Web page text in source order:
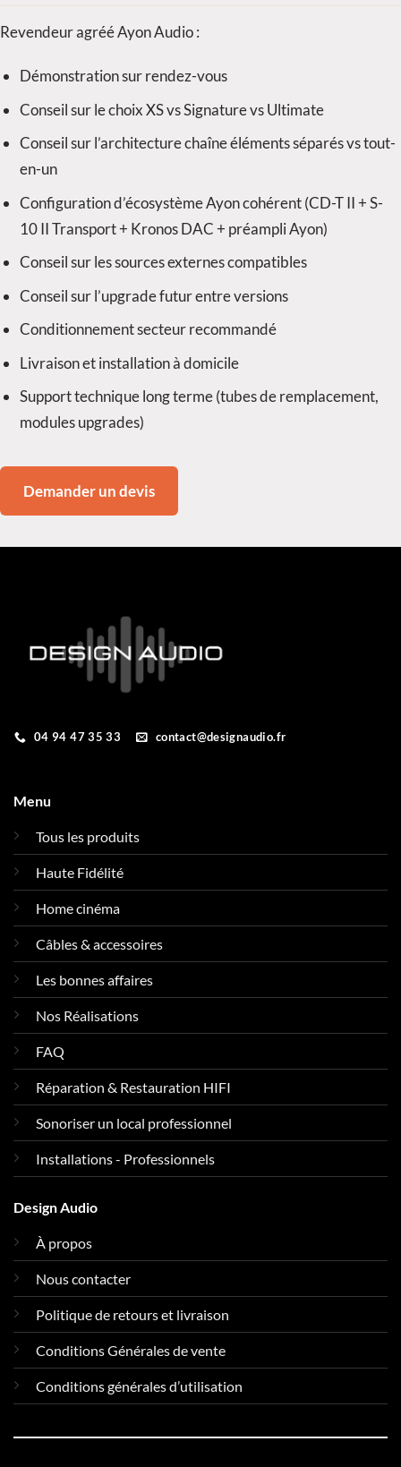
Revendeur agréé Ayon Audio :
Démonstration sur rendez-vous
Conseil sur le choix XS vs Signature vs Ultimate
Conseil sur l’architecture chaîne éléments séparés vs tout-
en-un
Configuration d’écosystème Ayon cohérent (CD-T II + S-
10 II Transport + Kronos DAC + préampli Ayon)
Conseil sur les sources externes compatibles
Conseil sur l’upgrade futur entre versions
Conditionnement secteur recommandé
Livraison et installation à domicile
Support technique long terme (tubes de remplacement,
modules upgrades)
Demander un devis
04 94 47 35 33 contact@designaudio.fr
Menu
Tous les produits
Haute Fidélité
Home cinéma
Câbles & accessoires
Les bonnes affaires
Nos Réalisations
FAQ
Réparation & Restauration HIFI
Sonoriser un local professionnel
Installations - Professionnels
Design Audio
À propos
Nous contacter
Politique de retours et livraison
Conditions Générales de vente
Conditions générales d’utilisation